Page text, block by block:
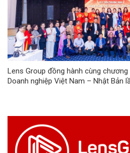
Lens Group đồng hành cùng
Doanh nghiệp Việt Nam – Nhật Bản